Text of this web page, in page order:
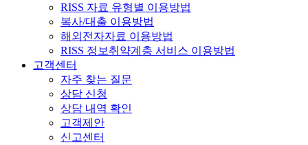
RISS 자료 유형별 이용방법
복사/대출 이용방법
해외전자자료 이용방법
RISS 정보취약계층 서비스 이용방법
고객센터
자주 찾는 질문
상담 신청
상담 내역 확인
고객제안
신고센터